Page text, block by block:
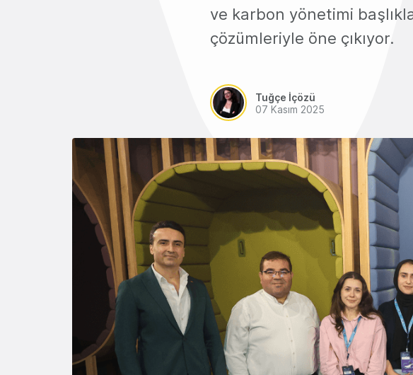
ve karbon yönetimi
çözümleriyle öne çıkıyor.
Tuğçe İçözü
07 Kasım 2025